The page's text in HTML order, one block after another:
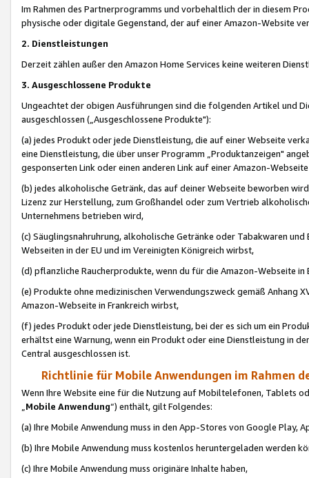
Im Rahmen des Partnerprogramms und vorbehaltlich der in diesem
physische oder digitale Gegenstand, der auf einer Amazon-Website
2. Dienstleistungen
Derzeit zählen außer den Amazon Home Services keine weiteren
3. Ausgeschlossene Produkte
Ungeachtet der obigen Ausführungen sind die folgenden Artikel und
ausgeschlossen („Ausgeschlossene Produkte"):
(a) jedes Produkt oder jede Dienstleistung, die auf einer Webseite
eine Dienstleistung, die über unser Programm „Produktanzeigen"
gesponserten Link oder einen anderen Link auf einer Amazon-
(b) jedes alkoholische Getränk, das auf deiner Webseite beworben
Lizenz zur Herstellung, zum Großhandel oder zum Vertrieb
Unternehmens betrieben wird,
(c) Säuglingsnahruhrung, alkoholische Getränke oder Tabakwaren
Webseiten in der EU und im Vereinigten Königreich wirbst,
(d) pflanzliche Raucherprodukte, wenn du für die Amazon-Webseite in
(e) Produkte ohne medizinischen Verwendungszweck gemäß Anhang
Amazon-Webseite in Frankreich wirbst,
(f) jedes Produkt oder jede Dienstleistung, bei der es sich um ein
erhältst eine Warnung, wenn ein Produkt oder eine Dienstleistung in
Central ausgeschlossen ist.
Richtlinie für Mobile Anwendungen im Rahmen
Wenn Ihre Website eine für die Nutzung auf Mobiltelefonen, Tablets
„Mobile Anwendung“) enthält, gilt Folgendes:
(a) Ihre Mobile Anwendung muss in den App-Stores von Google Play,
(b) Ihre Mobile Anwendung muss kostenlos heruntergeladen werden
(c) Ihre Mobile Anwendung muss originäre Inhalte haben,